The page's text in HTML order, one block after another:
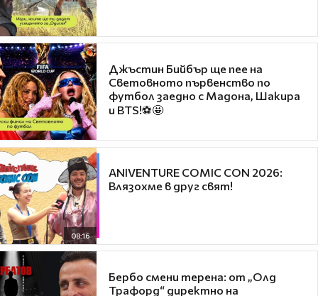
Джъстин Бийбър ще пее на
Световното първенство по
футбол заедно с Мадона, Шакира
и BTS!⚽🤩
08:16
ANIVENTURE COMIC CON 2026:
Влязохме в друг свят!
Бербо смени терена: от „Олд
Трафорд“ директно на